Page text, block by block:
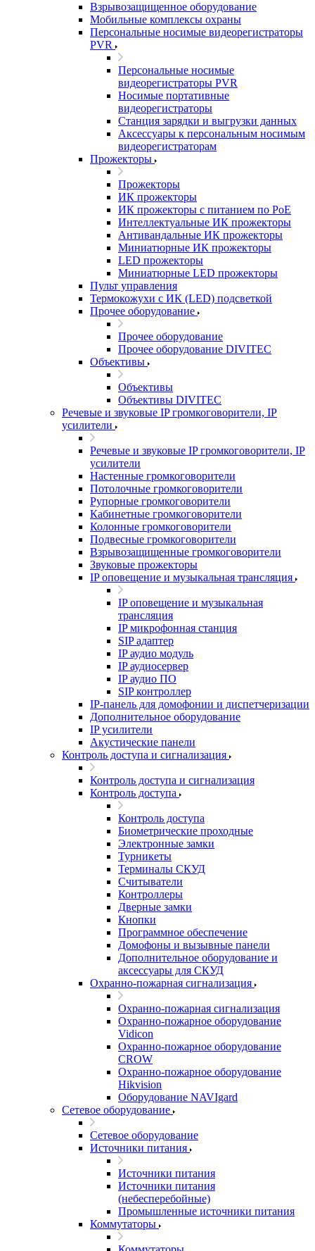
Взрывозащищенное оборудование
Мобильные комплексы охраны
Персональные носимые видеорегистраторы
PVR
Персональные носимые
видеорегистраторы PVR
Носимые портативные
видеорегистраторы
Станция зарядки и выгрузки данных
Аксессуары к персональным носимым
видеорегистраторам
Прожекторы
Прожекторы
ИК прожекторы
ИК прожекторы с питанием по PoE
Интеллектуальные ИК прожекторы
Антивандальные ИК прожекторы
Миниатюрные ИК прожекторы
LED прожекторы
Миниатюрные LED прожекторы
Пульт управления
Термокожухи с ИК (LED) подсветкой
Прочее оборудование
Прочее оборудование
Прочее оборудование DIVITEC
Объективы
Объективы
Объективы DIVITEC
Речевые и звуковые IP громкоговорители, IP
усилители
Речевые и звуковые IP громкоговорители, IP
усилители
Настенные громкоговорители
Потолочные громкоговорители
Рупорные громкоговорители
Кабинетные громкоговорители
Колонные громкоговорители
Подвесные громкоговорители
Взрывозащищенные громкоговорители
Звуковые прожекторы
IP оповещение и музыкальная трансляция
IP оповещение и музыкальная
трансляция
IP микрофонная станция
SIP адаптер
IP аудио модуль
IP аудиосервер
IP аудио ПО
SIP контроллер
IP-панель для домофонии и диспетчеризации
Дополнительное оборудование
IP усилители
Акустические панели
Контроль доступа и сигнализация
Контроль доступа и сигнализация
Контроль доступа
Контроль доступа
Биометрические проходные
Электронные замки
Турникеты
Терминалы СКУД
Считыватели
Контроллеры
Дверные замки
Кнопки
Программное обеспечение
Домофоны и вызывные панели
Дополнительное оборудование и
аксессуары для СКУД
Охранно-пожарная сигнализация
Охранно-пожарная сигнализация
Охранно-пожарное оборудование
Vidicon
Охранно-пожарное оборудование
CROW
Охранно-пожарное оборудование
Hikvision
Оборудование NAVIgard
Сетевое оборудование
Сетевое оборудование
Источники питания
Источники питания
Источники питания
(небесперебойные)
Промышленные источники питания
Коммутаторы